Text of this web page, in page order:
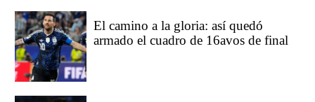
El camino a la gloria: así quedó
armado el cuadro de 16avos de final